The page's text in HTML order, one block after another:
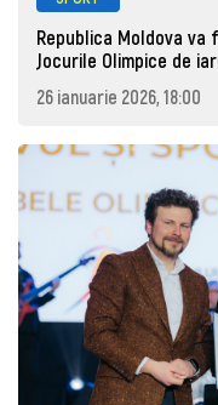
Republica Moldova
Jocurile Olimpice de
26 ianuarie 2026, 18:00